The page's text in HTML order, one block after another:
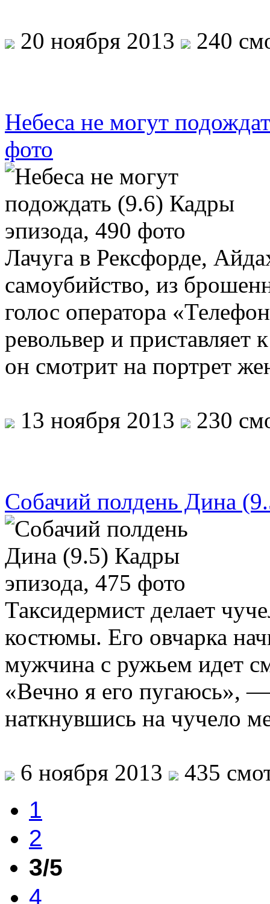
20 ноября 2013 240
Небеса не могут
фото
Лачуга в Рексфорде,
самоубийство, из
голос оператора
револьвер и приставляет
он смотрит на портрет
13 ноября 2013 230
Собачий полдень Дина
Таксидермист делает
костюмы. Его овчарка
мужчина с ружьем идет
«Вечно я его пугаюсь»,
наткнувшись на чучело
6 ноября 2013
435
1
2
3/5
4